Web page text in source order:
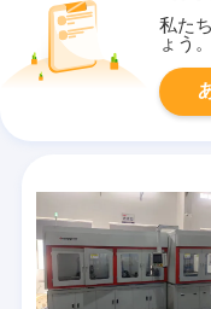
私た
ょう。